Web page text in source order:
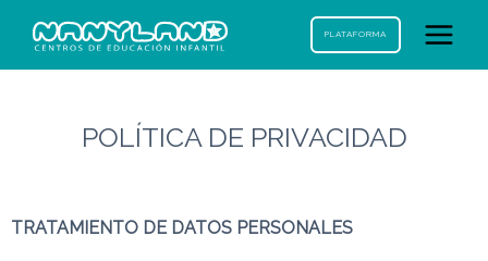
PLATAFORMA
POLÍTICA DE PRIVACIDAD
TRATAMIENTO DE DATOS PERSONALES